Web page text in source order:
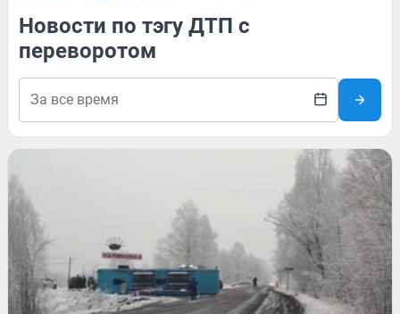
Новости по тэгу ДТП с
переворотом